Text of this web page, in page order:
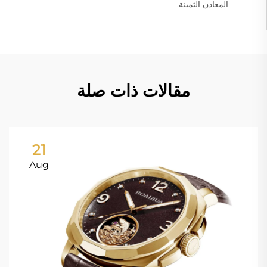
المعادن الثمينة.
مقالات ذات صلة
21
Aug